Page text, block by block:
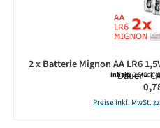
2 x Batterie Mignon AA LR6
Dauer -
Inhalt:2 Stück
Preise inkl. MwSt.